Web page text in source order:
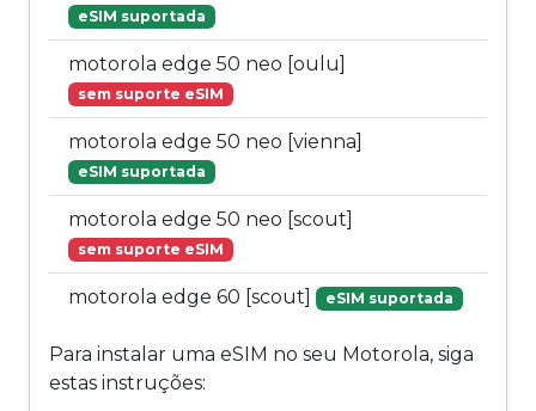
eSIM suportada
motorola edge 50 neo [oulu]
sem suporte eSIM
motorola edge 50 neo [vienna]
eSIM suportada
motorola edge 50 neo [scout]
sem suporte eSIM
motorola edge 60 [scout] eSIM suportada
Para instalar uma eSIM no seu Motorola, siga
estas instruções: